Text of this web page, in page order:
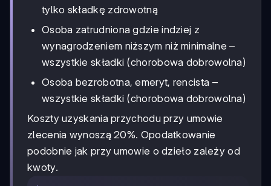
tylko składkę zdrowotną
Osoba zatrudniona gdzie indziej z
wynagrodzeniem niższym niż minimalne –
wszystkie składki (chorobowa dobrowolna)
Osoba bezrobotna, emeryt, rencista –
wszystkie składki (chorobowa dobrowolna)
Koszty uzyskania przychodu przy umowie
zlecenia wynoszą 20%. Opodatkowanie
podobnie jak przy umowie o dzieło zależy od
kwoty.